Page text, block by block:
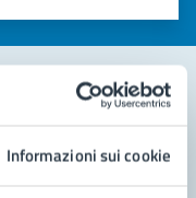
Informazioni sui cookie